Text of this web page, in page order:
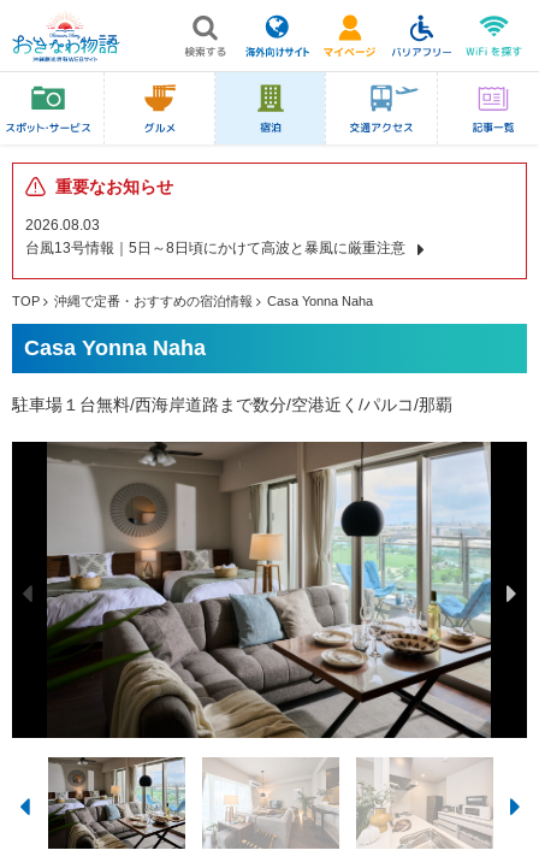
重要なお知らせ
2026.08.03
台風13号情報｜5日～8日頃にかけて高波と暴風に厳重注意
TOP 沖縄で定番・おすすめの宿泊情報 Casa Yonna Naha
Casa Yonna Naha
駐車場１台無料/西海岸道路まで数分/空港近く/パルコ/那覇